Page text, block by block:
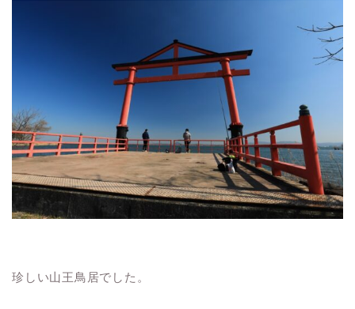
珍しい山王鳥居でした。